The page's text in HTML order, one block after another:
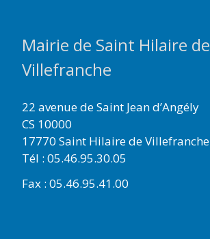
Mairie de Saint Hilaire de
Villefranche
22 avenue de Saint Jean d’Angély
CS 10000
17770 Saint Hilaire de Villefranche
Tél : 05.46.95.30.05
Fax : 05.46.95.41.00